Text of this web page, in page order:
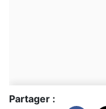
Partager :